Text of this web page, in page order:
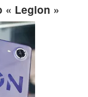
Legion »